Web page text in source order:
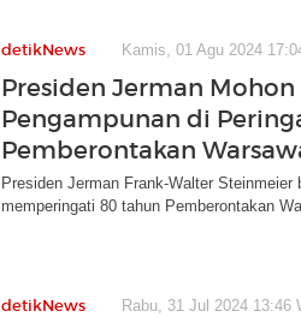
detikNews Kamis, 01 Agu 2024
Presiden Jerman Mohon
Pengampunan di
Pemberontakan
Presiden Jerman Frank-Walter Steinmeier
memperingati 80 tahun Pemberontakan
detikNews Rabu, 31 Jul 2024 13:46